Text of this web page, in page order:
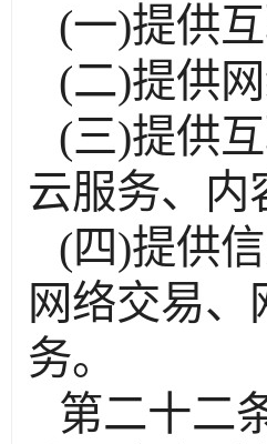
(一)提供
(二)提供
(三)提供
云服务、内
(四)提供
网络交易
务。
第二十二